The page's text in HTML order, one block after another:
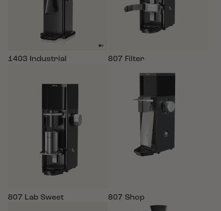
1403 Industrial 807 Filter
807 Lab Sweet 807 Shop